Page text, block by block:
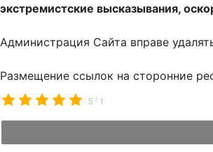
экстремистские высказывания,
Администрация Сайта вправе
Размещение ссылок на сторонние
5 / 1